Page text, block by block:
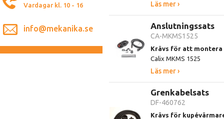
Vardagar kl. 10 - 16
info@mekanika.se
Läs mer ›
Anslutningssats
CA-MKMS1525
Krävs för att
Calix MKMS 1525
Läs mer ›
Grenkabelsats
DF-460762
Krävs för